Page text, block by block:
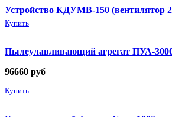
Устройство КДУМВ-150 (вентилятор
Купить
Пылеулавливающий агрегат ПУА-
96660 руб
Купить